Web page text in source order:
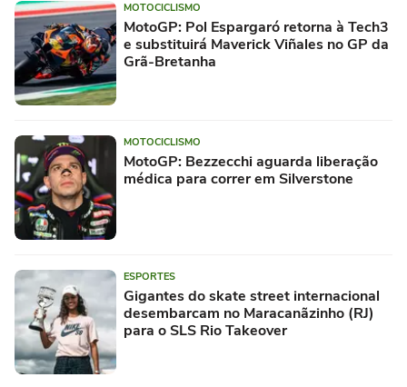
MOTOCICLISMO
MotoGP: Pol Espargaró retorna à Tech3
e substituirá Maverick Viñales no GP da
Grã-Bretanha
MOTOCICLISMO
MotoGP: Bezzecchi aguarda liberação
médica para correr em Silverstone
ESPORTES
Gigantes do skate street internacional
desembarcam no Maracanãzinho (RJ)
para o SLS Rio Takeover